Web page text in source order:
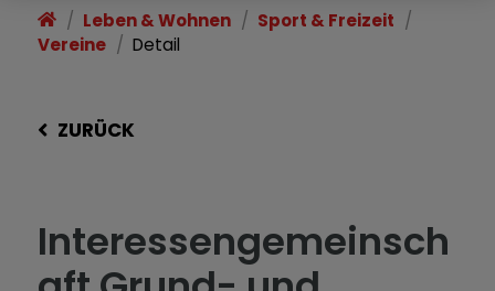
Leben & Wohnen
Sport & Freizeit
Vereine
Detail
ZURÜCK
Interessengemeinsch